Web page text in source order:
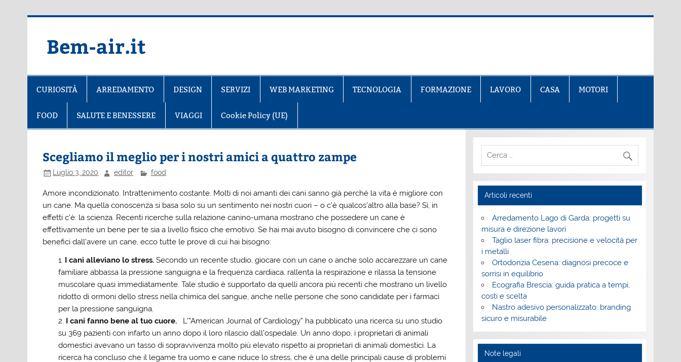
Bem-air.it
CURIOSITÀ ARREDAMENTO DESIGN SERVIZI WEB MARKETING TECNOLOGIA FORMAZIONE LAVORO CASA MOTORI
FOOD SALUTE E BENESSERE VIAGGI Cookie Policy (UE)
Scegliamo il meglio per i nostri amici a quattro zampe
Luglio 3, 2020 editor food
Amore incondizionato. Intrattenimento costante. Molti di noi amanti dei cani sanno già perché la vita è migliore con
un cane. Ma quella conoscenza si basa solo su un sentimento nei nostri cuori – o c’è qualcos’altro alla base? Sì, in
effetti c’è: la scienza. Recenti ricerche sulla relazione canino-umana mostrano che possedere un cane è
effettivamente un bene per te sia a livello fisico che emotivo. Se hai mai avuto bisogno di convincere che ci sono
benefici dall’avere un cane, ecco tutte le prove di cui hai bisogno:
I cani alleviano lo stress. Secondo un recente studio, giocare con un cane o anche solo accarezzare un cane
familiare abbassa la pressione sanguigna e la frequenza cardiaca, rallenta la respirazione e rilassa la tensione
muscolare quasi immediatamente. Tale studio è supportato da quelli ancora più recenti che mostrano un livello
ridotto di ormoni dello stress nella chimica del sangue, anche nelle persone che sono candidate per i farmaci
per la pressione sanguigna.
I cani fanno bene al tuo cuore.
L’”American Journal of Cardiology” ha pubblicato una ricerca su uno studio
su 369 pazienti con infarto un anno dopo il loro rilascio dall’ospedale. Un anno dopo, i proprietari di animali
domestici avevano un tasso di sopravvivenza molto più elevato rispetto ai proprietari di animali domestici. La
ricerca ha concluso che il legame tra uomo e cane riduce lo stress, che è una delle principali cause di problemi
Articoli recenti
Arredamento Lago di Garda: progetti su
misura e direzione lavori
Taglio laser fibra: precisione e velocità per
i metalli
Ortodonzia Cesena: diagnosi precoce e
sorrisi in equilibrio
Ecografia Brescia: guida pratica a tempi,
costi e scelta
Nastro adesivo personalizzato: branding
sicuro e misurabile
Note legali